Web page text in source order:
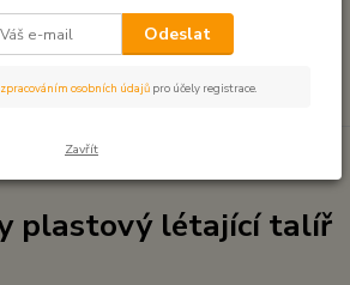
Hledat
HÁZEČE
plastový létající talíř
Odeslat
zpracováním osobních údajů pro účely registrace.
Zavřít